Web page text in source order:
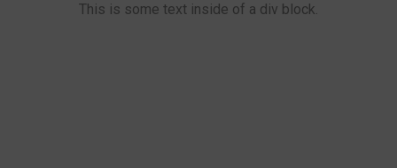
This is some text inside of a div block.